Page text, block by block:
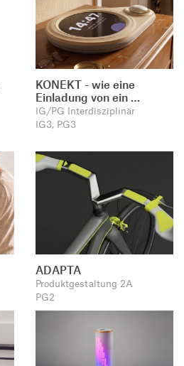
KONEKT - wie eine
Einladung von ein …
IG/PG Interdisziplinär
IG3, PG3
ADAPTA
Produktgestaltung 2A
PG2